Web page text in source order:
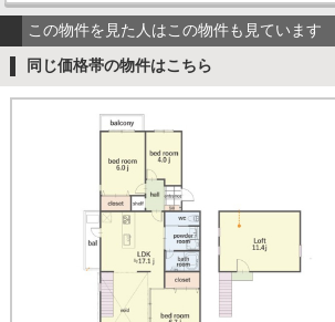
この物件を見た人はこの物件も見ています
同じ価格帯の物件はこちら